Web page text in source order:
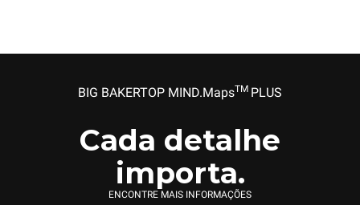
BIG BAKERTOP MIND.MapsTM PLUS
Cada detalhe
importa.
ENCONTRE MAIS INFORMAÇÕES